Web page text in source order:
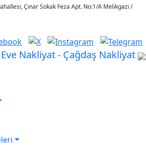
Çınar Sokak Feza Apt. No:1/A Melikgazi /